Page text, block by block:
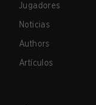
Jugadores
Noticias
Authors
Artículos